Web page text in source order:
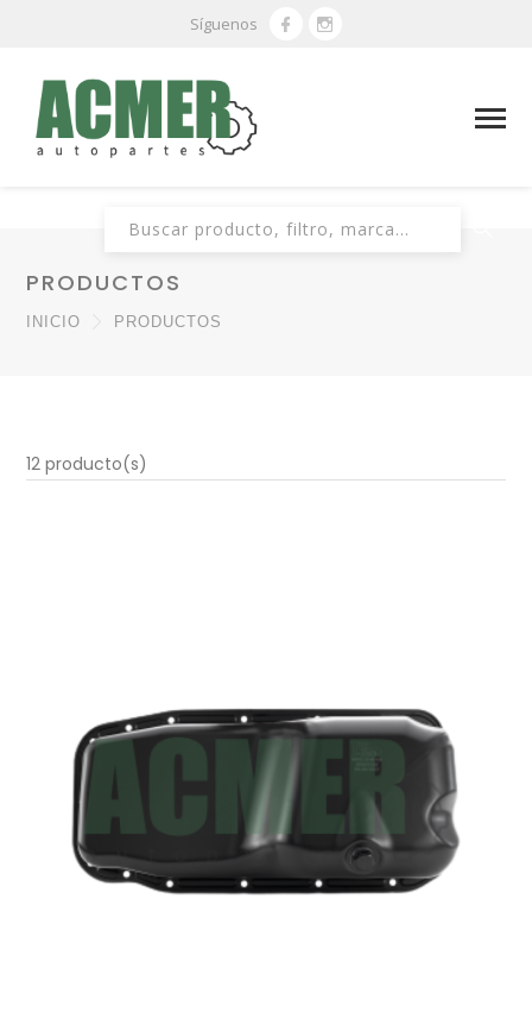
Síguenos
Buscar:
PRODUCTOS
INICIO PRODUCTOS
12 producto(s)